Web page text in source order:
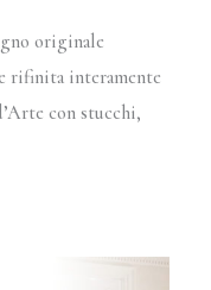
originale
rifinita interamente
con stucchi,